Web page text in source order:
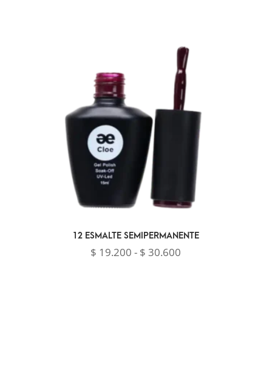
hasta
$ 30.600
12 ESMALTE SEMIPERMANENTE
$ 19.200 - $ 30.600